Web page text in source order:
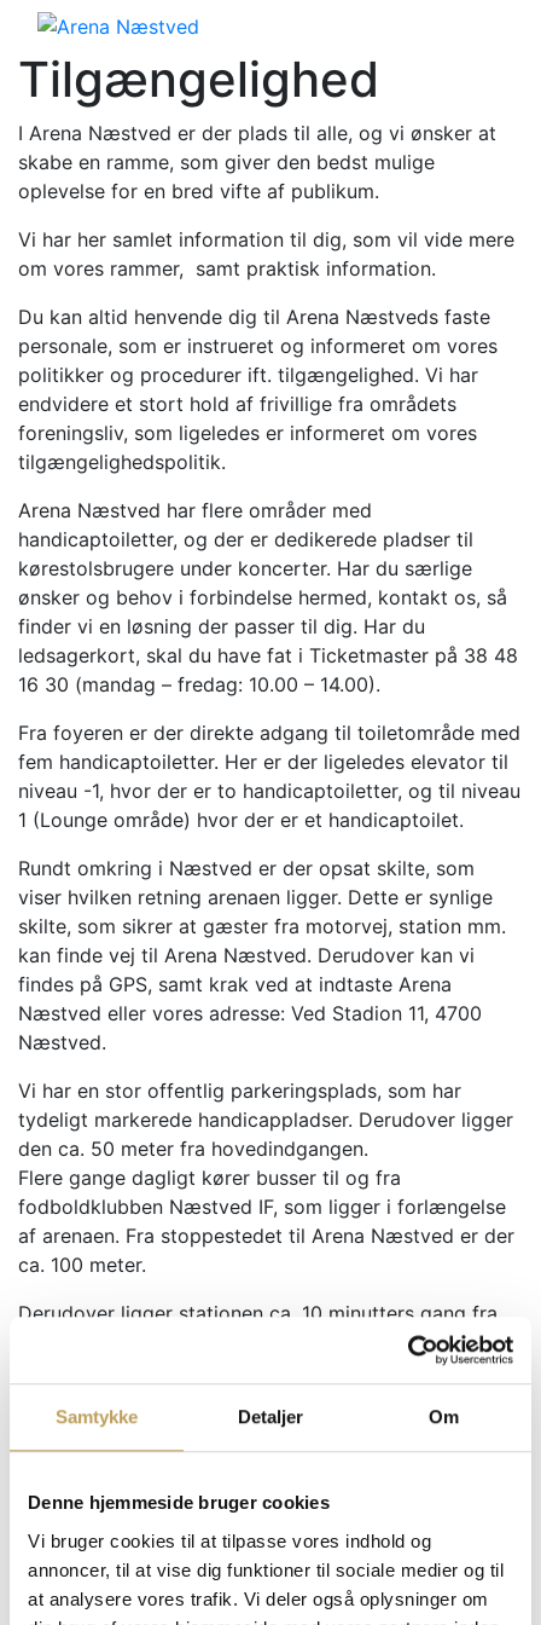
Samtykke Detaljer Om
Denne hjemmeside bruger cookies
Vi bruger cookies til at tilpasse vores indhold og
annoncer, til at vise dig funktioner til sociale medier og til
at analysere vores trafik. Vi deler også oplysninger om
Tilgængelighed
I Arena Næstved er der plads til alle, og vi ønsker at
skabe en ramme, som giver den bedst mulige
oplevelse for en bred vifte af publikum.
Vi har her samlet information til dig, som vil vide mere
om vores rammer, samt praktisk information.
Du kan altid henvende dig til Arena Næstveds faste
personale, som er instrueret og informeret om vores
politikker og procedurer ift. tilgængelighed. Vi har
endvidere et stort hold af frivillige fra områdets
foreningsliv, som ligeledes er informeret om vores
tilgængelighedspolitik.
Arena Næstved har flere områder med
handicaptoiletter, og der er dedikerede pladser til
kørestolsbrugere under koncerter. Har du særlige
ønsker og behov i forbindelse hermed, kontakt os, så
finder vi en løsning der passer til dig. Har du
ledsagerkort, skal du have fat i Ticketmaster på 38 48
16 30 (mandag – fredag: 10.00 – 14.00).
Fra foyeren er der direkte adgang til toiletområde med
fem handicaptoiletter. Her er der ligeledes elevator til
niveau -1, hvor der er to handicaptoiletter, og til niveau
1 (Lounge område) hvor der er et handicaptoilet.
Rundt omkring i Næstved er der opsat skilte, som
viser hvilken retning arenaen ligger. Dette er synlige
skilte, som sikrer at gæster fra motorvej, station mm.
kan finde vej til Arena Næstved. Derudover kan vi
findes på GPS, samt krak ved at indtaste Arena
Næstved eller vores adresse: Ved Stadion 11, 4700
Næstved.
Vi har en stor offentlig parkeringsplads, som har
tydeligt markerede handicappladser. Derudover ligger
den ca. 50 meter fra hovedindgangen.
Flere gange dagligt kører busser til og fra
fodboldklubben Næstved IF, som ligger i forlængelse
af arenaen. Fra stoppestedet til Arena Næstved er der
ca. 100 meter.
Derudover ligger stationen ca. 10 minutters gang fra
Vi er guldcertificeret af
Volue
Arena Næstved er guldcertificeret af Volue og
dermed blåstemplet som et spillested for alle. Volue er
et samarbejde mellem Roskilde Festival,
Muskelsvindfonden, Sammenslutningen Unge med
Handicap og Interesseorganisationen Dansk Live, der